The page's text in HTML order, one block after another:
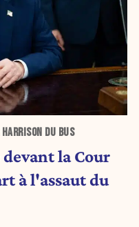
DU BUS
devant la Cour
à l'assaut du